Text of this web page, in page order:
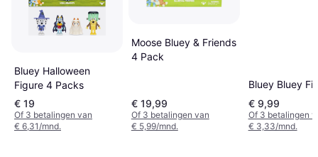
Bluey Halloween
Figure 4 Packs
€ 19
Of 3 betalingen van
€ 6,31/mnd.
Moose Bluey & Friends
4 Pack
€ 19,99
Of 3 betalingen van
€ 5,99/mnd.
Bluey Bluey
€ 9,99
Of 3 betalingen
€ 3,33/mnd.